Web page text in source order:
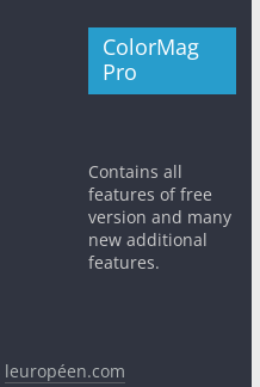
ColorMag
Pro
Contains all
features of free
version and many
new additional
features.
leuropéen.com